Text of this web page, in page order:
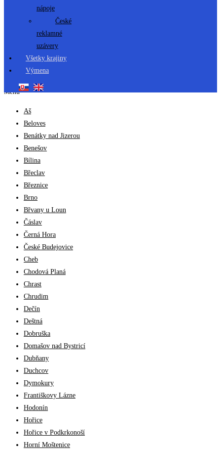
nápoje
České
reklamné
uzávery
Všetky krajiny
Výmena
Menu
Aš
Beloves
Benátky nad Jizerou
Benešov
Bílina
Břeclav
Březnice
Brno
Břvany u Loun
Čáslav
Černá Hora
České Budejovice
Cheb
Chodová Planá
Chrast
Chrudim
Dečín
Deštná
Dobruška
Domašov nad Bystricí
Dubňany
Duchcov
Dymokury
Františkovy Lázne
Hodonín
Hořice
Hořice v Podkrkonoší
Horní Moštenice